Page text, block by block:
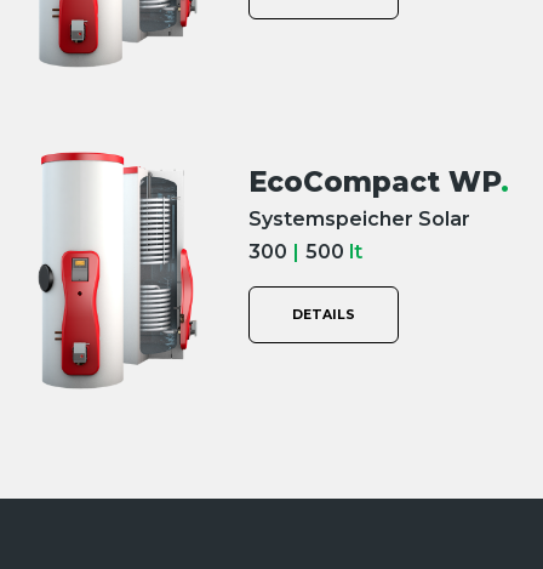
EcoCompact WP.
Systemspeicher Solar
300
500 lt
DETAILS